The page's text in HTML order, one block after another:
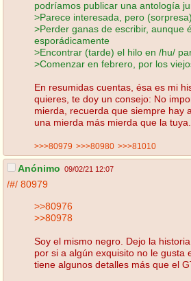
podríamos publicar una antología
>Parece interesada, pero
>Perder ganas de escribir, aunque
esporádicamente
>Encontrar (tarde) el hilo en /hu/
>Comenzar en febrero, por los
En resumidas cuentas, ésa es mi
quieres, te doy un consejo: No
mierda, recuerda que siempre hay
una mierda más mierda que la tuya.
>>>80979 >>>80980 >>>81010
Anónimo 09/02/21 12:07
/#/ 80979
>>80976
>>80978
Soy el mismo negro. Dejo la historia
por si a algún exquisito no le gusta
tiene algunos detalles más que el